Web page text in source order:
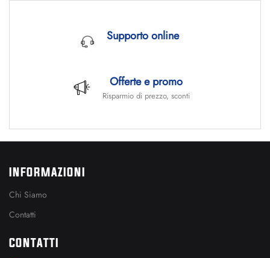
Supporto online
Offerte e promo
Risparmio di prezzo, sconti
INFORMAZIONI
Chi Siamo
Contatti
CONTATTI